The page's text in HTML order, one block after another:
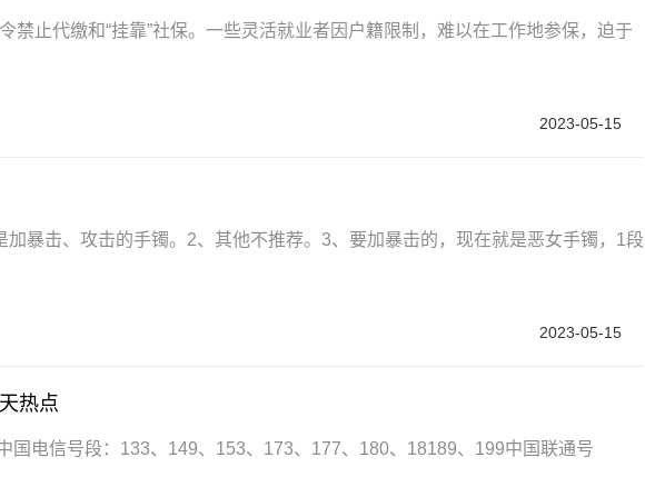
禁止代缴和“挂靠”社保。一些灵活就业者因户籍限制，难以在工作地参保，迫于
2023-05-15
加暴击、攻击的手镯。2、其他不推荐。3、要加暴击的，现在就是恶女手镯，1段
2023-05-15
热点
国电信号段：133、149、153、173、177、180、18189、199中国联通号